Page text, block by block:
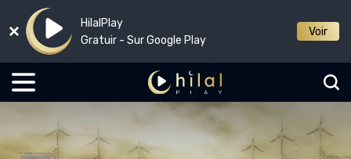
HilalPlay
Gratuir - Sur Google Play
Voir